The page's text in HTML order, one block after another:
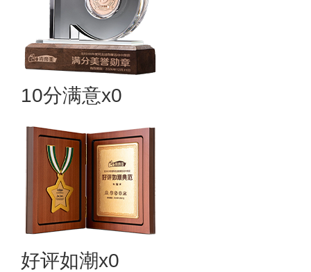
10分满意x0
好评如潮x0